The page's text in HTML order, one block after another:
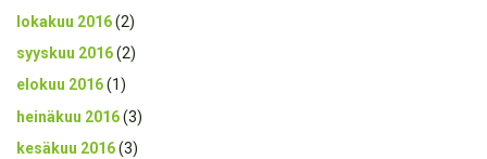
lokakuu 2016(2)
syyskuu 2016(2)
elokuu 2016(1)
heinäkuu 2016(3)
kesäkuu 2016(3)